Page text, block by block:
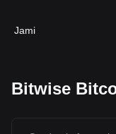
Jami
Bitwise